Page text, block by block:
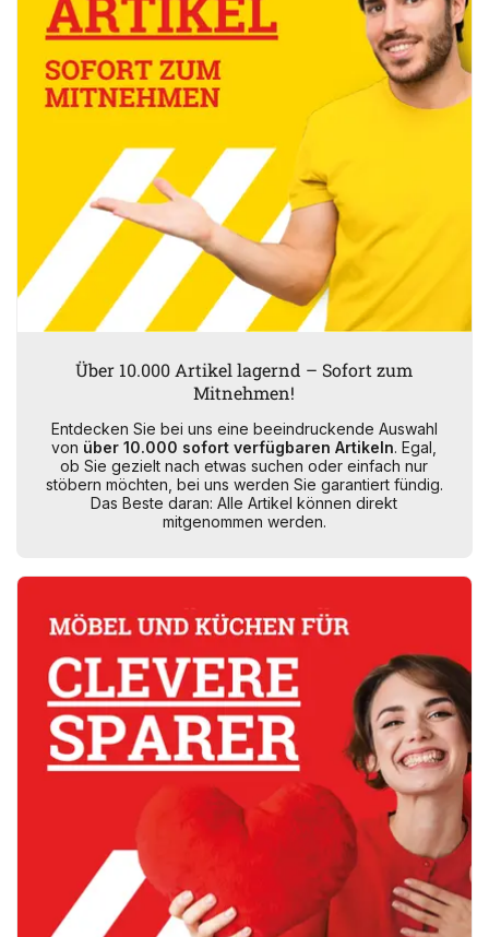
Über 10.000 Artikel lagernd – Sofort zum
Mitnehmen!
Entdecken Sie bei uns eine beeindruckende Auswahl
von über 10.000 sofort verfügbaren Artikeln. Egal,
ob Sie gezielt nach etwas suchen oder einfach nur
stöbern möchten, bei uns werden Sie garantiert fündig.
Das Beste daran: Alle Artikel können direkt
mitgenommen werden.